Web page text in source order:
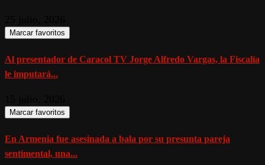
Marcar favoritos
Al presentador de Caracol TV Jorge Alfredo Vargas, la Fiscalía
le imputará...
Marcar favoritos
En Armenia fue asesinada a bala por su presunta pareja
sentimental, una...